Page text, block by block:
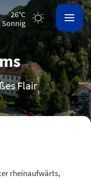
26°C
sonnig
Flair
rheinaufwärts,